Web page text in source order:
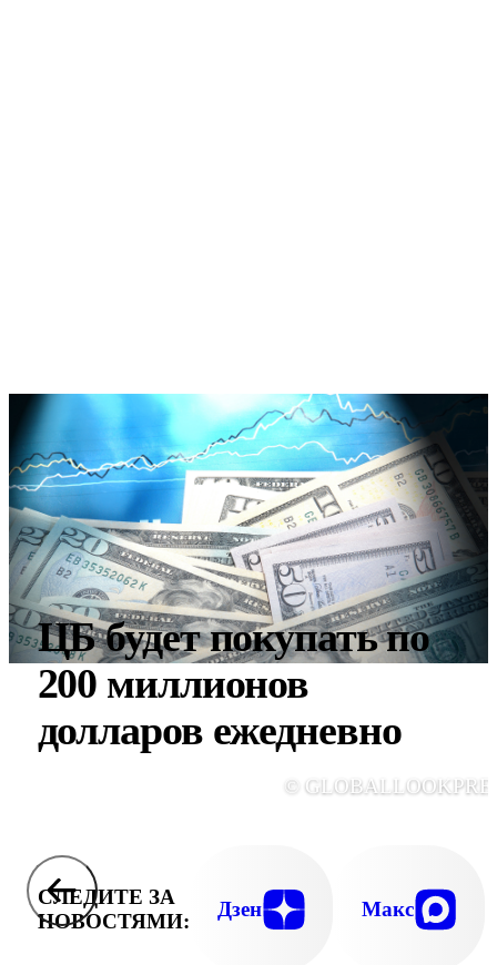
ЦБ будет покупать по
200 миллионов
долларов ежедневно
©
СЛЕДИТЕ ЗА
НОВОСТЯМИ:
Дзен Макс